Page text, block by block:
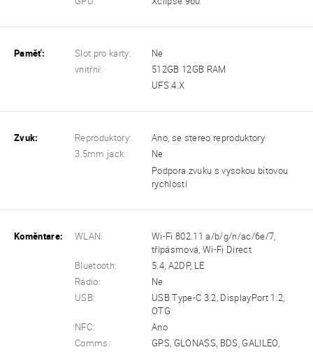
Paměť: Slot pro karty:
Ne
vnitřní:
512GB 12GB RAM
UFS 4.X
Zvuk: Reproduktory:
Ano, se stereo reproduktory
3.5mm jack:
Ne
Podpora zvuku s vysokou bitovou
rychlostí
Koměntare: WLAN:
Wi-Fi 802.11 a/b/g/n/ac/6e/7,
třípásmová, Wi-Fi Direct
Bluetooth:
5.4, A2DP, LE
Rádio:
Ne
USB:
USB Type-C 3.2, DisplayPort 1.2,
OTG
NFC:
Ano
Comms:
GPS, GLONASS, BDS, GALILEO,